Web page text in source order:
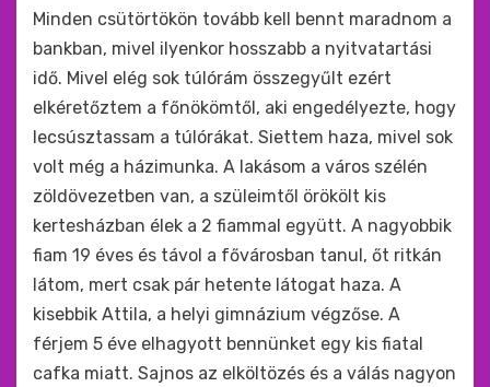
by monkey
Minden csütörtökön tovább kell bennt maradnom a
bankban, mivel ilyenkor hosszabb a nyitvatartási
idő. Mivel elég sok túlórám összegyűlt ezért
elkéretőztem a főnökömtől, aki engedélyezte, hogy
lecsúsztassam a túlórákat. Siettem haza, mivel sok
volt még a házimunka. A lakásom a város szélén
zöldövezetben van, a szüleimtől örökölt kis
kertesházban élek a 2 fiammal együtt. A nagyobbik
fiam 19 éves és távol a fővárosban tanul, őt ritkán
látom, mert csak pár hetente látogat haza. A
kisebbik Attila, a helyi gimnázium végzőse. A
férjem 5 éve elhagyott bennünket egy kis fiatal
cafka miatt. Sajnos az elköltözés és a válás nagyon